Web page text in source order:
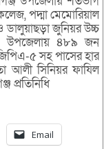
পদ্মা মেমোরিয়াল
ডালুয়াছড়া জুনিয়র উচ্চ
উপজেলায় ৪৮৯ জন
৫ সহ পাসের হার
আলী সিনিয়র ফাযিল
প্রতিনিধি
Email